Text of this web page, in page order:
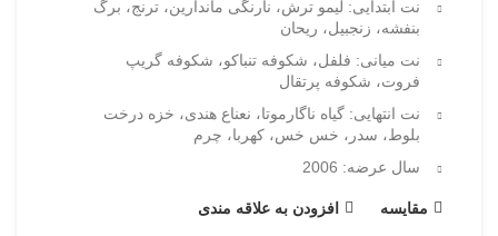
نت ابتدایی: لیمو ترش، نارنگی ماندارین، ترنج، برگ
بنفشه، زنجبیل، ریحان
نت میانی: فلفل، شکوفه تنباکو، شکوفه گریپ
فروت، شکوفه پرتقال
نت انتهایی: گیاه ناگارموتا، نعناع هندی، خزه درخت
بلوط، سدر، خس خس، کهربا، چرم
سال عرضه: 2006
مقایسه افزودن به علاقه مندی